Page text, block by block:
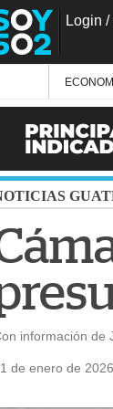
Login /
información de
de enero de